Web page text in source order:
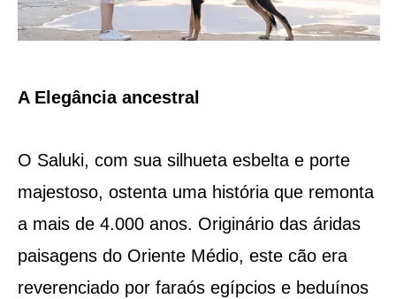
A Elegância ancestral
O Saluki, com sua silhueta esbelta e porte
majestoso, ostenta uma história que remonta
a mais de 4.000 anos. Originário das áridas
paisagens do Oriente Médio, este cão era
reverenciado por faraós egípcios e beduínos